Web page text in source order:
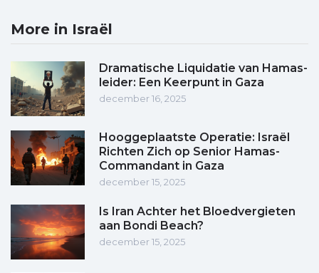
More in Israël
Dramatische Liquidatie van Hamas-
leider: Een Keerpunt in Gaza
december 16, 2025
Hooggeplaatste Operatie: Israël
Richten Zich op Senior Hamas-
Commandant in Gaza
december 15, 2025
Is Iran Achter het Bloedvergieten
aan Bondi Beach?
december 15, 2025